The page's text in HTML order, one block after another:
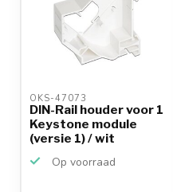
OKS-47073
DIN-Rail houder voor 1
Keystone module
(versie 1) / wit
Op voorraad